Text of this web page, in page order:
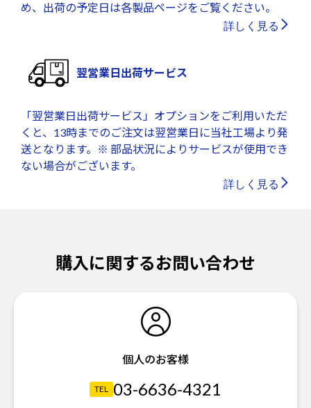
め、出荷の予定日は各製品ページをご覧ください。
詳しく見る
翌営業日出荷サービス
「翌営業日出荷サービス」オプションをご利用いただ
くと、13時までのご注文は翌営業日に当社工場より発
送となります。※ 部品状況によりサービスが使用でき
ない場合がございます。
詳しく見る
購入に関するお問い合わせ
個人のお客様
TEL 03-6636-4321